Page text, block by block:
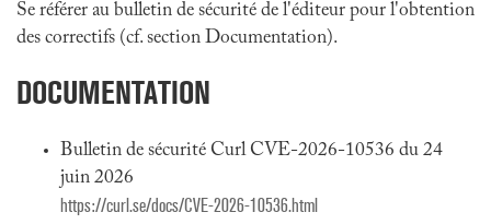
Se référer au bulletin de sécurité de l'éditeur pour l'obtention
des correctifs (cf. section Documentation).
DOCUMENTATION
Bulletin de sécurité Curl CVE-2026-10536 du 24
juin 2026
https://curl.se/docs/CVE-2026-10536.html